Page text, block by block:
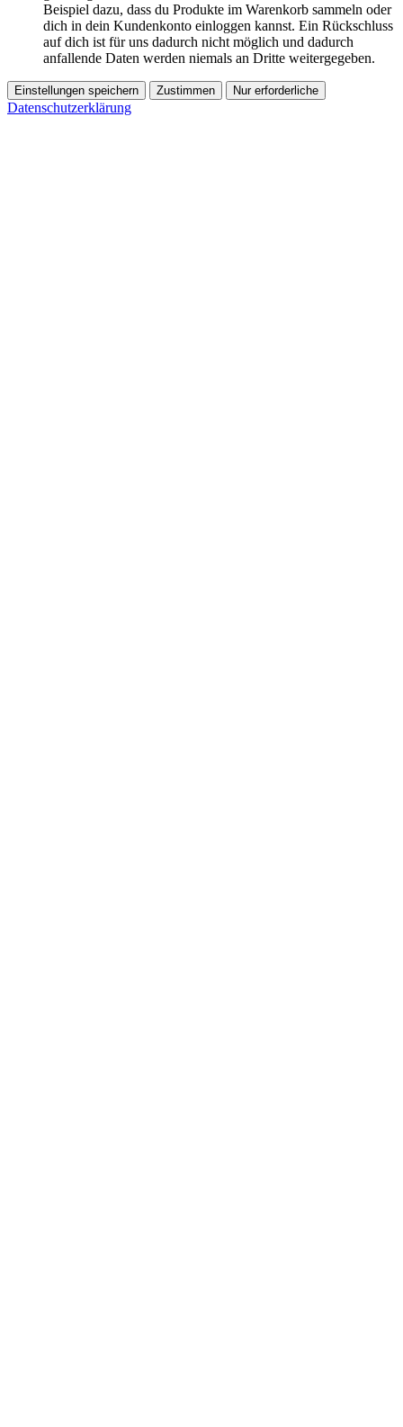
Beispiel dazu, dass du Produkte im Warenkorb sammeln oder
dich in dein Kundenkonto einloggen kannst. Ein Rückschluss
auf dich ist für uns dadurch nicht möglich und dadurch
anfallende Daten werden niemals an Dritte weitergegeben.
Einstellungen speichern Zustimmen Nur erforderliche
Datenschutzerklärung